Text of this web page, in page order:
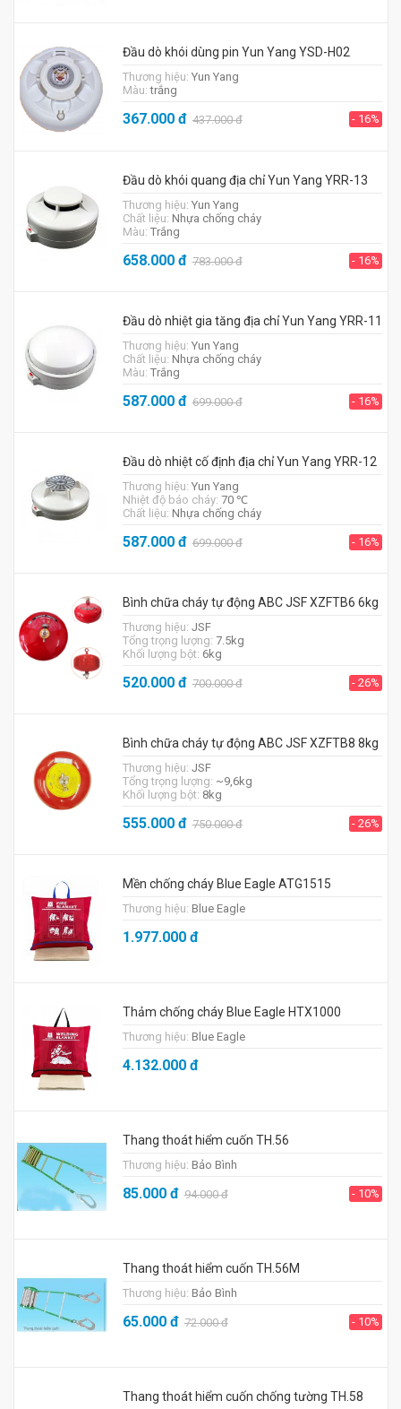
Đầu dò khói dùng pin Yun Yang YSD-H02
Thương hiệu: Yun Yang
Màu:trắng
367.000đ 437.000đ - 16%
Đầu dò khói quang địa chỉ Yun Yang YRR-13
Thương hiệu: Yun Yang
Chất liệu: Nhựa chống cháy
Màu: Trắng
658.000đ 783.000đ - 16%
Đầu dò nhiệt gia tăng địa chỉ Yun Yang YRR-11
Thương hiệu: Yun Yang
Chất liệu: Nhựa chống cháy
Màu: Trắng
587.000đ 699.000đ - 16%
Đầu dò nhiệt cố định địa chỉ Yun Yang YRR-12
Thương hiệu: Yun Yang
Nhiệt độ báo cháy: 70 ℃
Chất liệu: Nhựa chống cháy
587.000đ 699.000đ - 16%
Bình chữa cháy tự động ABC JSF XZFTB6 6kg
Thương hiệu: JSF
Tổng trọng lượng: 7.5kg
Khối lượng bột: 6kg
520.000đ 700.000đ - 26%
Bình chữa cháy tự động ABC JSF XZFTB8 8kg
Thương hiệu: JSF
Tổng trọng lượng: ~9,6kg
Khối lượng bột: 8kg
555.000đ 750.000đ - 26%
Mền chống cháy Blue Eagle ATG1515
Thương hiệu: Blue Eagle
1.977.000đ
Thảm chống cháy Blue Eagle HTX1000
Thương hiệu: Blue Eagle
4.132.000đ
Thang thoát hiểm cuốn TH.56
Thương hiệu: Bảo Bình
85.000đ 94.000đ - 10%
Thang thoát hiểm cuốn TH.56M
Thương hiệu: Bảo Bình
65.000đ 72.000đ - 10%
Thang thoát hiểm cuốn chống tường TH.58